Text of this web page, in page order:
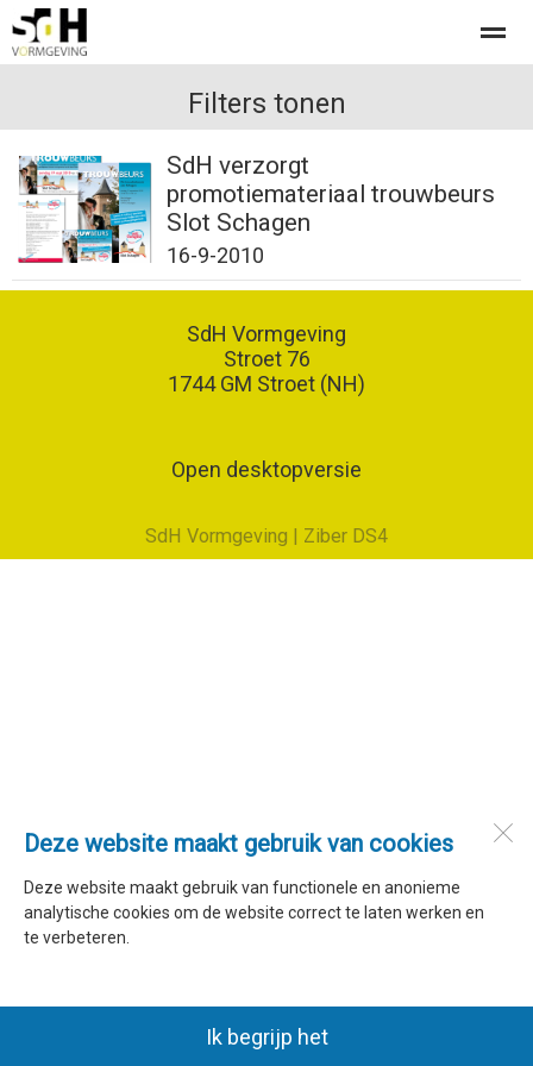
Offerte aanvragen bij SdH Vormgeving
Home Nieuws Contact
Deze website maakt gebruik van cookies
Deze website maakt gebruik van functionele en anonieme
analytische cookies om de website correct te laten werken en
te verbeteren.
Ik begrijp het
Filters tonen
SdH verzorgt
promotiemateriaal trouwbeurs
Slot Schagen
16-9-2010
SdH Vormgeving
Stroet 76
1744 GM Stroet (NH)
Open desktopversie
SdH Vormgeving | Ziber DS4